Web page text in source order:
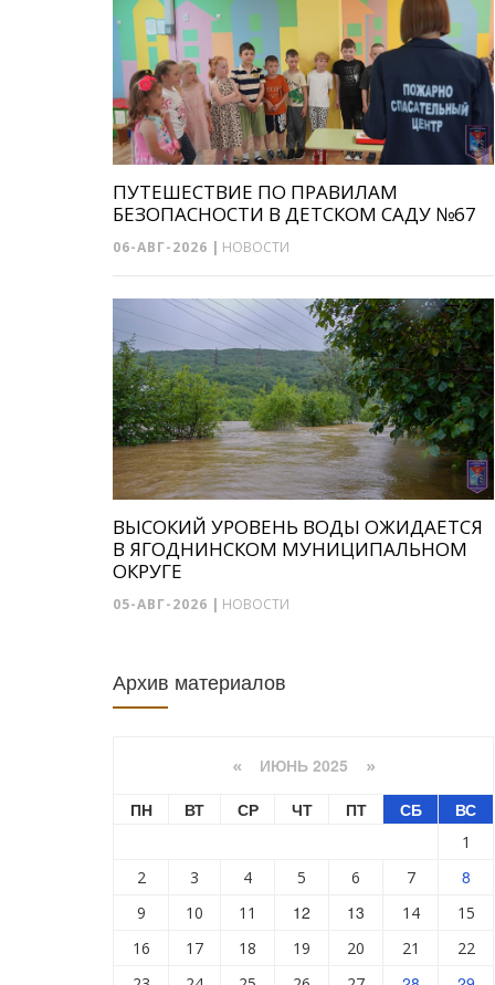
ПУТЕШЕСТВИЕ ПО ПРАВИЛАМ
БЕЗОПАСНОСТИ В ДЕТСКОМ САДУ №67
06-АВГ-2026 НОВОСТИ
ВЫСОКИЙ УРОВЕНЬ ВОДЫ ОЖИДАЕТСЯ
В ЯГОДНИНСКОМ МУНИЦИПАЛЬНОМ
ОКРУГЕ
05-АВГ-2026 | НОВОСТИ
Архив материалов
« ИЮНЬ 2025 »
ПН ВТ СР ЧТ ПТ СБ ВС
1
2
3 4 5 6 7 8
9 10 11 12 13 14
15
16
17 18 19 20 21
22